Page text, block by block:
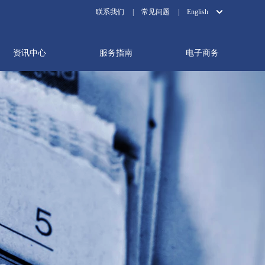
联系我们 常见问题 English
资讯中心 服务指南 电子商务